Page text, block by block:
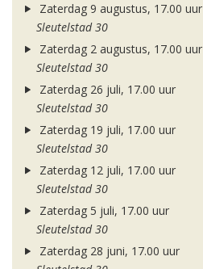
Zaterdag 9 augustus, 17.00 uur
Sleutelstad 30
Zaterdag 2 augustus, 17.00 uur
Sleutelstad 30
Zaterdag 26 juli, 17.00 uur
Sleutelstad 30
Zaterdag 19 juli, 17.00 uur
Sleutelstad 30
Zaterdag 12 juli, 17.00 uur
Sleutelstad 30
Zaterdag 5 juli, 17.00 uur
Sleutelstad 30
Zaterdag 28 juni, 17.00 uur